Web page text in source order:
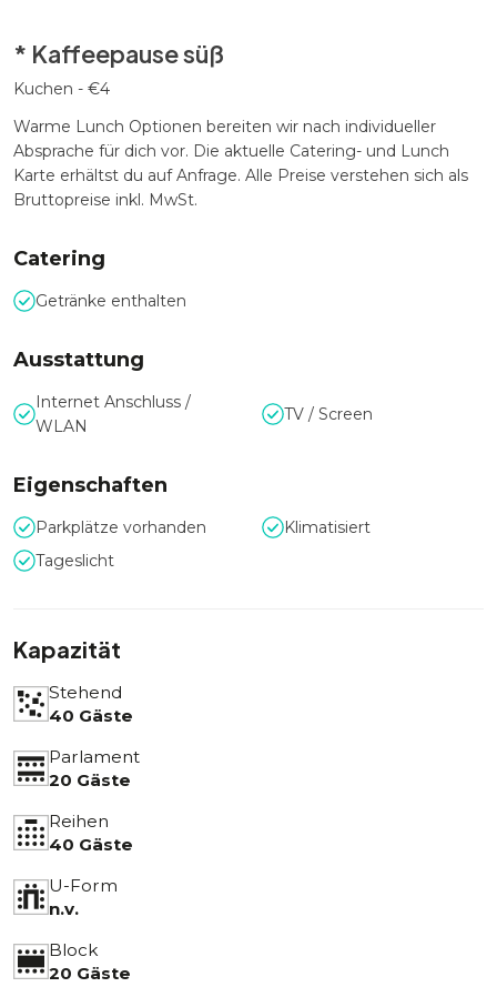
* Kaffeepause süß
Kuchen - €4
Warme Lunch Optionen bereiten wir nach individueller
Absprache für dich vor. Die aktuelle Catering- und Lunch
Karte erhältst du auf Anfrage. Alle Preise verstehen sich als
Bruttopreise inkl. MwSt.
Catering
Getränke enthalten
Ausstattung
Internet Anschluss /
WLAN
TV / Screen
Eigenschaften
Parkplätze vorhanden
Klimatisiert
Tageslicht
Kapazität
Stehend
40 Gäste
Parlament
20 Gäste
Reihen
40 Gäste
U-Form
n.v.
Block
20 Gäste